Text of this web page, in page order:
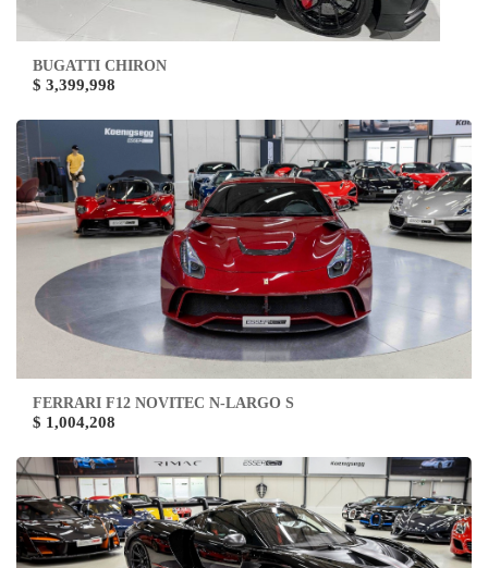
BUGATTI CHIRON
$ 3,399,998
FERRARI F12 NOVITEC N-LARGO S
$ 1,004,208